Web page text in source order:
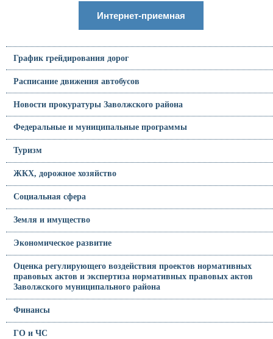
Интернет-приемная
График грейдирования дорог
Расписание движения автобусов
Новости прокуратуры Заволжского района
Федеральные и муниципальные программы
Туризм
ЖКХ, дорожное хозяйство
Социальная сфера
Земля и имущество
Экономическое развитие
Оценка регулирующего воздействия проектов нормативных
правовых актов и экспертиза нормативных правовых актов
Заволжского муниципального района
Финансы
ГО и ЧС